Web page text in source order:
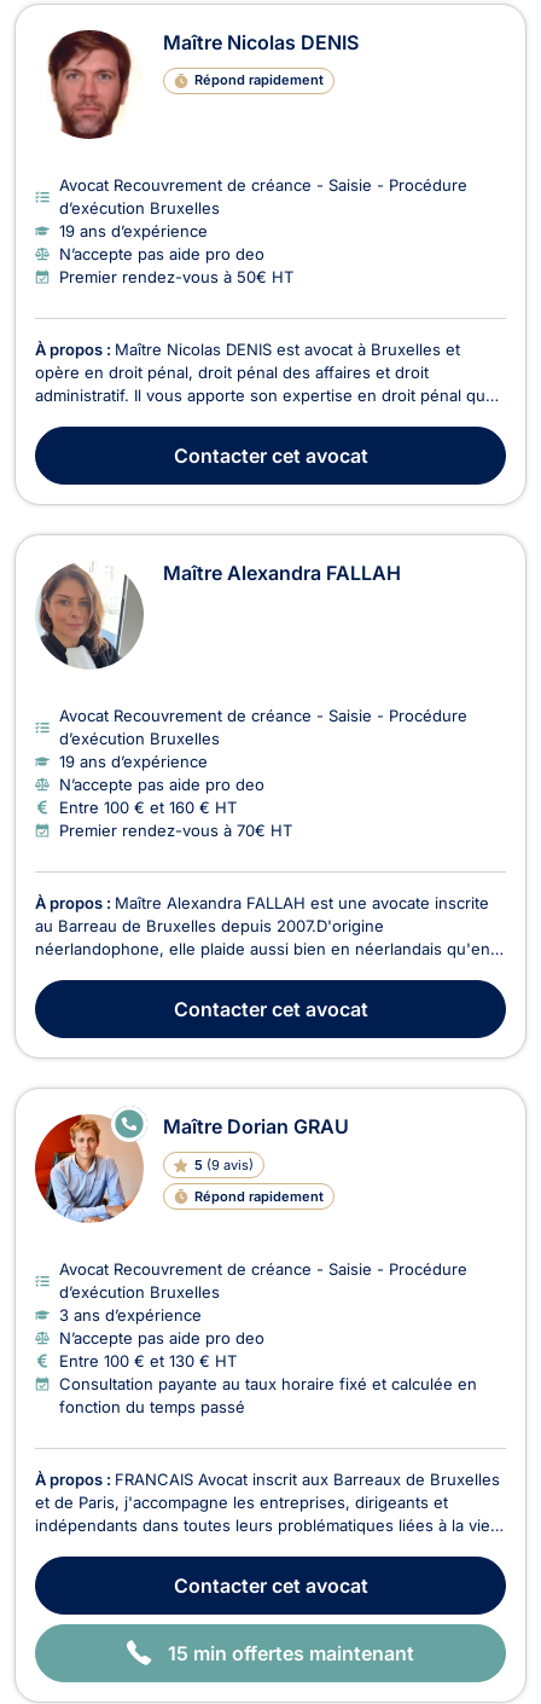
Maître Nicolas DENIS
Répond rapidement
Avocat Recouvrement de créance - Saisie - Procédure
d’exécution Bruxelles
19 ans d’expérience
N’accepte pas aide pro deo
Premier rendez-vous à 50€ HT
À propos : Maître Nicolas DENIS est avocat à Bruxelles et
opère en droit pénal, droit pénal des affaires et droit
administratif. Il vous apporte son expertise en droit pénal que
devant les différentes juridictions. De plus, Maître DENIS
intervient en droit pénal des affaires ...
Contactercet avocat
Maître Alexandra FALLAH
Avocat Recouvrement de créance - Saisie - Procédure
d’exécution Bruxelles
19 ans d’expérience
N’accepte pas aide pro deo
Entre 100 € et 160 € HT
Premier rendez-vous à 70€ HT
À propos : Maître Alexandra FALLAH est une avocate inscrite
au Barreau de Bruxelles depuis 2007.D'origine
néerlandophone, elle plaide aussi bien en néerlandais qu'en
voisinage, en droit de la circulation routière, en droit des
étrangers et en droit de la consommation. Maî...
Contactercet avocat
Maître Dorian GRAU
5 (9 avis)
Répond rapidement
E
N
E
Avocat Recouvrement de créance - Saisie - Procédure
d’exécution Bruxelles
3 ans d’expérience
N’accepte pas aide pro deo
Entre 100 € et 130 € HT
Consultation payante au taux horaire fixé et calculée en
fonction du temps passé
À propos : FRANCAIS Avocat inscrit aux Barreaux de Bruxelles
et de Paris, j'accompagne les entreprises, dirigeants et
indépendants dans toutes leurs problématiques liées à la vie
je mets mon expertise au service de mes clients avec deux
engagements constants : réactivité e...
Contactercet avocat
15 min offertes maintenant